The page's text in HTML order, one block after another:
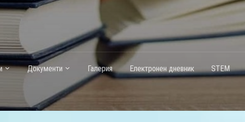
Документи Галерия Електронен дневник STEM